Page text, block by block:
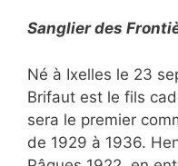
Sanglier des
Né à Ixelles le 23
Brifaut est le fils
sera le premier
de 1929 à 1936.